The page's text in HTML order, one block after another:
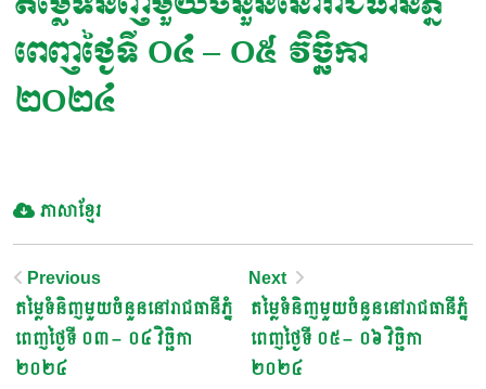
ពេញថ្ងៃទី ០៤ – ០៥ វិច្ឆិកា
២០២៤
ភាសាខ្មែរ
Post
Navigation
Previous
តម្លៃទំនិញមួយចំនួននៅរាជធានីភ្នំ
ពេញថ្ងៃទី ០៣ – ០៤ វិច្ឆិកា
២០២៤
Next
តម្លៃទំនិញមួយចំនួននៅរាជធានីភ្នំ
ពេញថ្ងៃទី ០៥ – ០៦ វិច្ឆិកា
២០២៤